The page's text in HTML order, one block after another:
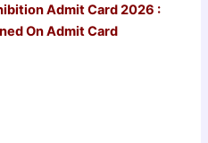
Admit Card 2026 :
On Admit Card